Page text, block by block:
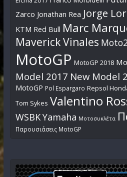
Zarco Jonathan Rea Jorge
KTM Red Bull Marc
Maverick Vinales Moto2
MotoGP MotoGP 2018
Model 2017 New Model
MotoGP Pol Espargaro Repsol
Tom Sykes Valentino
WSBKYamaha Μοτοσυκλέτα
Παρουσιάσεις MotoGP